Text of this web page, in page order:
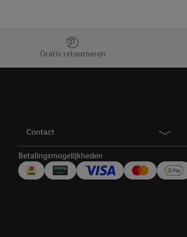
Jouw voordelen bij ons als Lidl webshop klant
Gratis retourneren
Contact
Betalingsmogelijkheden
Onder
Door op
inclusief